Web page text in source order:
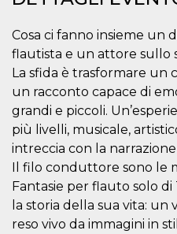
Cosa ci fanno insieme un
flautista e un attore sullo
La sfida è trasformare un
un racconto capace di
grandi e piccoli.
più livelli, musicale,
intreccia con la
Il filo conduttore sono le
Fantasie per flauto solo
la storia della sua vita:
reso vivo da immagini in
indispensabili al funzionamento
servizi qui presenti non potranno
senza.
Nome
cf_clearance
Inc.